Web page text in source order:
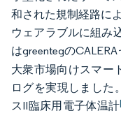
和された規制経路に
ウェアラブルに組み
はgreentegの
大衆市場向けスマー
ログを実現しました
スII臨床用電子体温計